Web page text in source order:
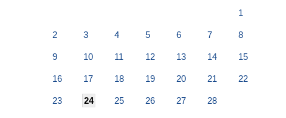
1
2 3 4 5 6 7 8
9 10 11 12 13 14 15
16 17 18 19 20 21 22
23 24 25 26 27 28